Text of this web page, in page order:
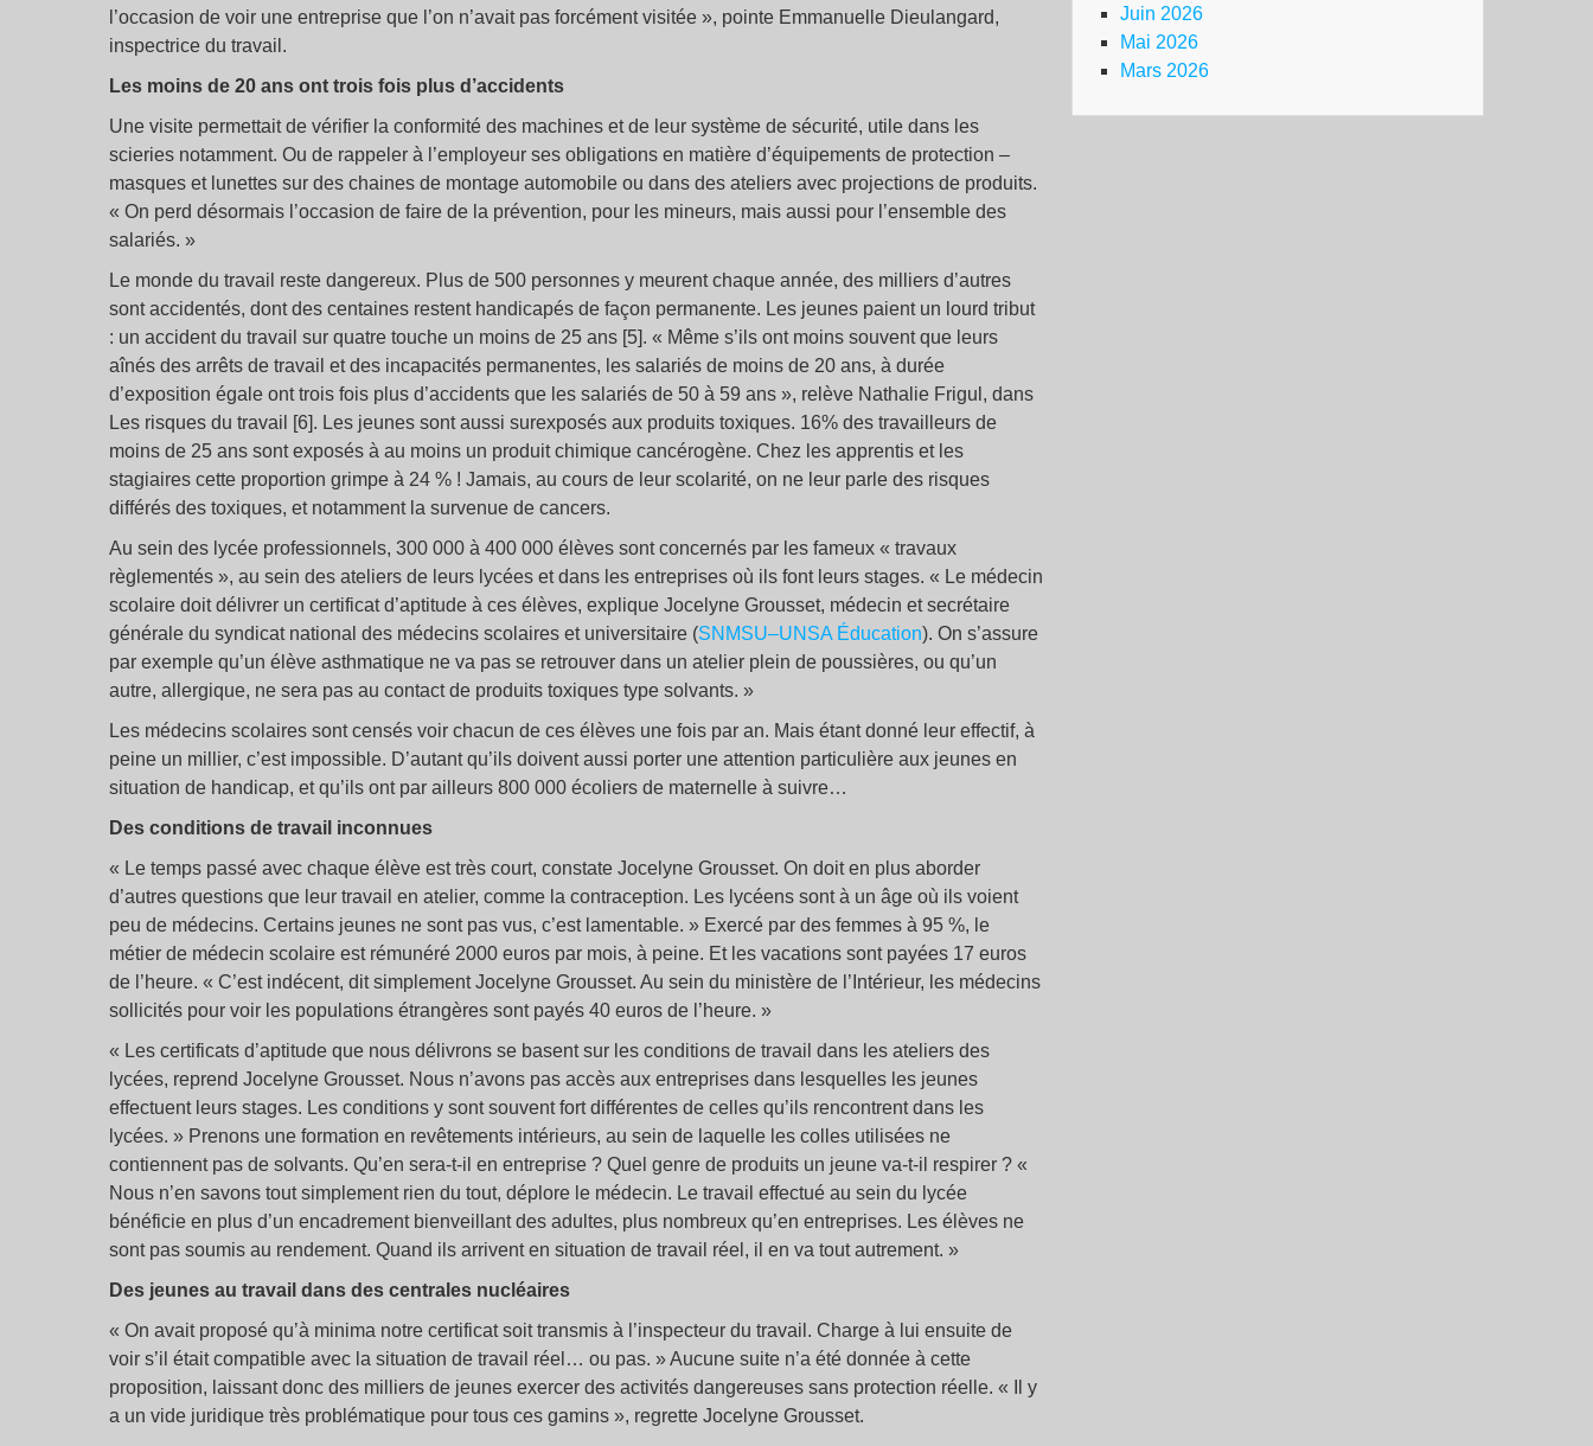
l’occasion de voir une entreprise que l’on n’avait pas forcément visitée », pointe Emmanuelle Dieulangard,
inspectrice du travail.
Les moins de 20 ans ont trois fois plus d’accidents
Une visite permettait de vérifier la conformité des machines et de leur système de sécurité, utile dans les
scieries notamment. Ou de rappeler à l’employeur ses obligations en matière d’équipements de protection –
masques et lunettes sur des chaines de montage automobile ou dans des ateliers avec projections de produits.
« On perd désormais l’occasion de faire de la prévention, pour les mineurs, mais aussi pour l’ensemble des
salariés. »
Le monde du travail reste dangereux. Plus de 500 personnes y meurent chaque année, des milliers d’autres
sont accidentés, dont des centaines restent handicapés de façon permanente. Les jeunes paient un lourd tribut
: un accident du travail sur quatre touche un moins de 25 ans [5]. « Même s’ils ont moins souvent que leurs
aînés des arrêts de travail et des incapacités permanentes, les salariés de moins de 20 ans, à durée
d’exposition égale ont trois fois plus d’accidents que les salariés de 50 à 59 ans », relève Nathalie Frigul, dans
Les risques du travail [6]. Les jeunes sont aussi surexposés aux produits toxiques. 16% des travailleurs de
moins de 25 ans sont exposés à au moins un produit chimique cancérogène. Chez les apprentis et les
stagiaires cette proportion grimpe à 24 % ! Jamais, au cours de leur scolarité, on ne leur parle des risques
différés des toxiques, et notamment la survenue de cancers.
Au sein des lycée professionnels, 300 000 à 400 000 élèves sont concernés par les fameux « travaux
règlementés », au sein des ateliers de leurs lycées et dans les entreprises où ils font leurs stages. « Le médecin
scolaire doit délivrer un certificat d’aptitude à ces élèves, explique Jocelyne Grousset, médecin et secrétaire
générale du syndicat national des médecins scolaires et universitaire (SNMSU–UNSA Éducation). On s’assure
par exemple qu’un élève asthmatique ne va pas se retrouver dans un atelier plein de poussières, ou qu’un
autre, allergique, ne sera pas au contact de produits toxiques type solvants. »
Les médecins scolaires sont censés voir chacun de ces élèves une fois par an. Mais étant donné leur effectif, à
peine un millier, c’est impossible. D’autant qu’ils doivent aussi porter une attention particulière aux jeunes en
situation de handicap, et qu’ils ont par ailleurs 800 000 écoliers de maternelle à suivre…
Des conditions de travail inconnues
« Le temps passé avec chaque élève est très court, constate Jocelyne Grousset. On doit en plus aborder
d’autres questions que leur travail en atelier, comme la contraception. Les lycéens sont à un âge où ils voient
peu de médecins. Certains jeunes ne sont pas vus, c’est lamentable. » Exercé par des femmes à 95 %, le
métier de médecin scolaire est rémunéré 2000 euros par mois, à peine. Et les vacations sont payées 17 euros
de l’heure. « C’est indécent, dit simplement Jocelyne Grousset. Au sein du ministère de l’Intérieur, les médecins
sollicités pour voir les populations étrangères sont payés 40 euros de l’heure. »
« Les certificats d’aptitude que nous délivrons se basent sur les conditions de travail dans les ateliers des
lycées, reprend Jocelyne Grousset. Nous n’avons pas accès aux entreprises dans lesquelles les jeunes
effectuent leurs stages. Les conditions y sont souvent fort différentes de celles qu’ils rencontrent dans les
lycées. » Prenons une formation en revêtements intérieurs, au sein de laquelle les colles utilisées ne
contiennent pas de solvants. Qu’en sera-t-il en entreprise ? Quel genre de produits un jeune va-t-il respirer ? «
Nous n’en savons tout simplement rien du tout, déplore le médecin. Le travail effectué au sein du lycée
bénéficie en plus d’un encadrement bienveillant des adultes, plus nombreux qu’en entreprises. Les élèves ne
sont pas soumis au rendement. Quand ils arrivent en situation de travail réel, il en va tout autrement. »
Des jeunes au travail dans des centrales nucléaires
« On avait proposé qu’à minima notre certificat soit transmis à l’inspecteur du travail. Charge à lui ensuite de
voir s’il était compatible avec la situation de travail réel… ou pas. » Aucune suite n’a été donnée à cette
proposition, laissant donc des milliers de jeunes exercer des activités dangereuses sans protection réelle. « Il y
a un vide juridique très problématique pour tous ces gamins », regrette Jocelyne Grousset.
Juin 2026
Mai 2026
Mars 2026